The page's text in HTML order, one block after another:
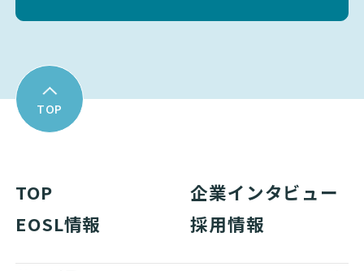
TOP
TOP
企業インタビュー
EOSL情報
採用情報